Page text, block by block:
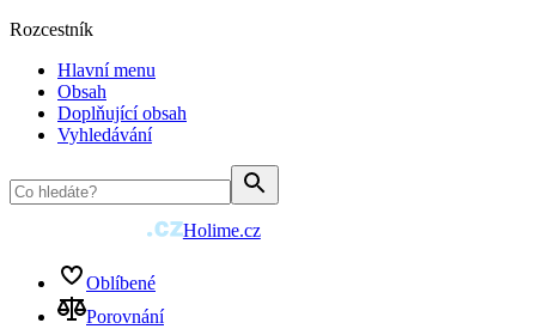
Rozcestník
Hlavní menu
Obsah
Doplňující obsah
Vyhledávání
Holime.cz
Oblíbené
Porovnání